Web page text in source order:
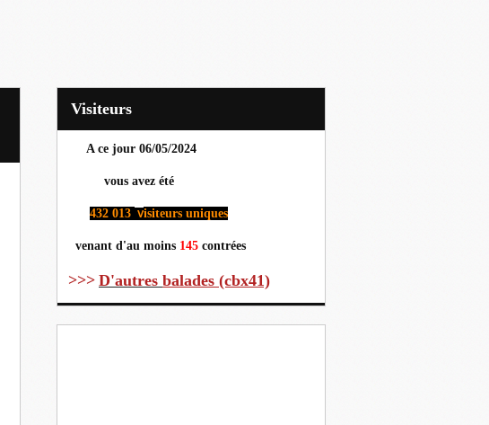
Visiteurs
A ce jour 06/05/2024
vous avez été
432 013 visiteurs uniques
venant d'au moins 145 contrées
>>> D'autres balades (cbx41)